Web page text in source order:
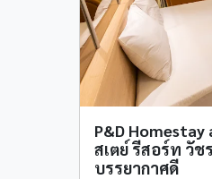
P&D
สเตย์ รีสอร์ท วั
บรรยากาศดี